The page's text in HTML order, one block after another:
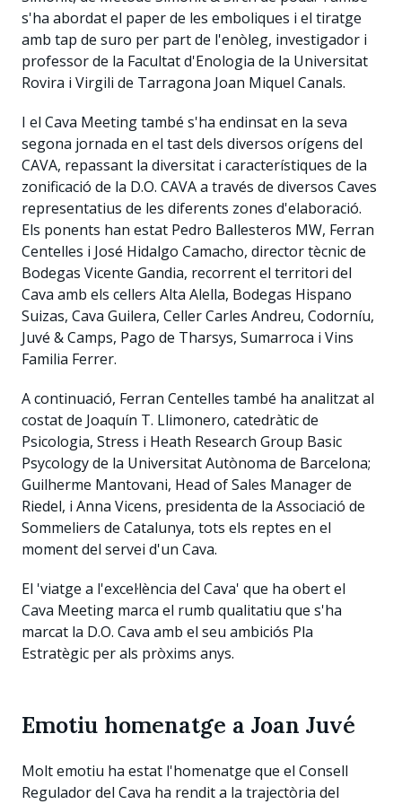
s'ha abordat el paper de les emboliques i el tiratge
amb tap de suro per part de l'enòleg, investigador i
professor de la Facultat d'Enologia de la Universitat
Rovira i Virgili de Tarragona Joan Miquel Canals.
I el Cava Meeting també s'ha endinsat en la seva
segona jornada en el tast dels diversos orígens del
CAVA, repassant la diversitat i característiques de la
zonificació de la D.O. CAVA a través de diversos Caves
representatius de les diferents zones d'elaboració.
Els ponents han estat Pedro Ballesteros MW, Ferran
Centelles i José Hidalgo Camacho, director tècnic de
Bodegas Vicente Gandia, recorrent el territori del
Cava amb els cellers Alta Alella, Bodegas Hispano
Suizas, Cava Guilera, Celler Carles Andreu, Codorníu,
Juvé & Camps, Pago de Tharsys, Sumarroca i Vins
Familia Ferrer.
A continuació, Ferran Centelles també ha analitzat al
costat de Joaquín T. Llimonero, catedràtic de
Psicologia, Stress i Heath Research Group Basic
Psycology de la Universitat Autònoma de Barcelona;
Guilherme Mantovani, Head of Sales Manager de
Riedel, i Anna Vicens, presidenta de la Associació de
Sommeliers de Catalunya, tots els reptes en el
moment del servei d'un Cava.
El 'viatge a l'excel·lència del Cava' que ha obert el
Cava Meeting marca el rumb qualitatiu que s'ha
marcat la D.O. Cava amb el seu ambiciós Pla
Estratègic per als pròxims anys.
Emotiu homenatge a Joan Juvé
Molt emotiu ha estat l'homenatge que el Consell
Regulador del Cava ha rendit a la trajectòria del